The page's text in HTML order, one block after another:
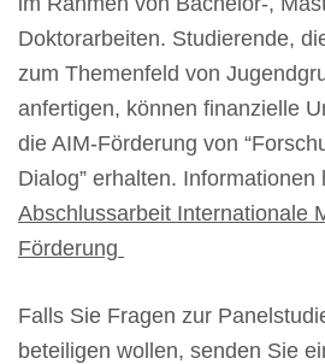
Doktorarbeiten. Studierende,
zum Themenfeld von
anfertigen, können finanzielle
die AIM-Förderung von
Dialog” erhalten. Informationen
Abschlussarbeit Internationale
Förderung
Falls Sie Fragen zur
beteiligen wollen, senden Sie